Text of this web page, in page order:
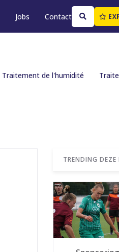
Jobs Contact
Traitement de l'humidité
TRENDING DEZE